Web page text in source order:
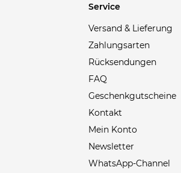
Service
Versand & Lieferung
Zahlungsarten
Rücksendungen
FAQ
Geschenkgutscheine
Kontakt
Mein Konto
Newsletter
WhatsApp-Channel